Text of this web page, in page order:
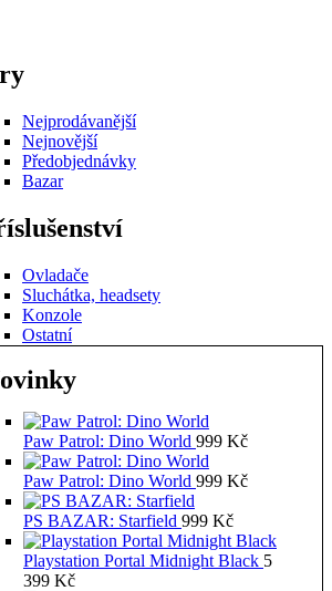
Nejprodávanější
Nejnovější
Předobjednávky
Bazar
Ovladače
Sluchátka, headsety
Konzole
Ostatní
Paw Patrol: Dino World 999 Kč
Paw Patrol: Dino World 999 Kč
PS BAZAR: Starfield 999 Kč
Playstation Portal Midnight Black 5
399 Kč